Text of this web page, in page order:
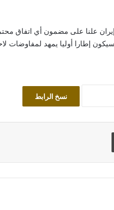
إيران علنا على مضمون أي اتفاق
إطارا أوليا يمهد لمفاوضات
نسخ الرابط